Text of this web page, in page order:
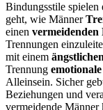
Bindungsstile spielen
geht, wie Männer
einen vermeidenden
Trennungen
mit einem
Trennung
Alleinsein. Sicher
Beziehungen und
vermeidende